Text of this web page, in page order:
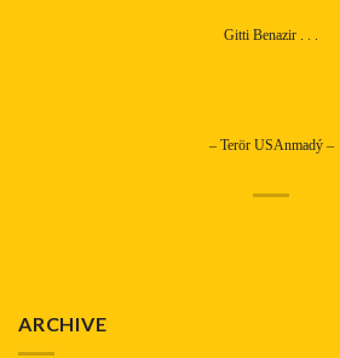
Gitti Benazir . . .
– Terör USAnmadý –
ARCHIVE